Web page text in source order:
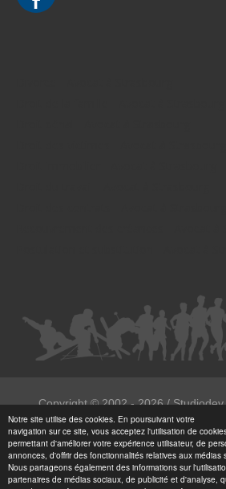
Notre site utilise des cookies. En poursuivant votre
navigation sur ce site, vous acceptez l'utilisation de
permettant d'améliorer votre expérience utilisateur, de
annonces, d'offrir des fonctionnalités relatives aux médias
Nous partageons également des informations sur
partenaires de médias sociaux, de publicité et d'analyse,
Copyright ©2002 - 2026/ Studiodev
Registration4all
Tous droits
Numéro de déclaration